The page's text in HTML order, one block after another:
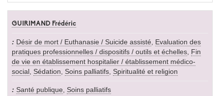
GUIRIMAND Frédéric
Désir de mort / Euthanasie / Suicide assisté, Evaluation des
pratiques professionnelles / dispositifs / outils et échelles, Fin
de vie en établissement hospitalier / établissement médico-
social , Sédation, Soins palliatifs, Spiritualité et religion
Santé publique, Soins palliatifs